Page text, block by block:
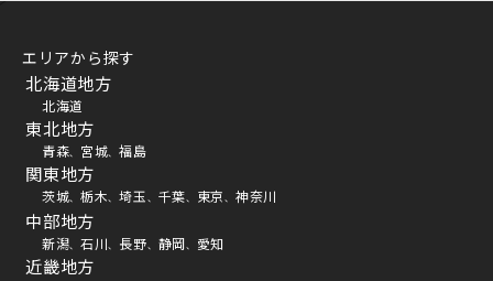
エリアから探す
北海道地方
北海道
東北地方
青森、 宮城、 福島
関東地方
茨城、 栃木、 埼玉、 千葉、 東京、 神奈川
中部地方
新潟、 石川、 長野、 静岡、 愛知
近畿地方